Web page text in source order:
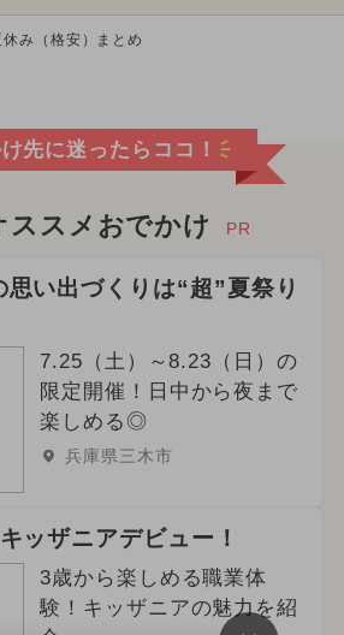
み（格安）まとめ
先に迷ったらココ！
ススメおでかけ PR
思い出づくりは“超”夏祭り
7.25（土）～8.23（日）の
限定開催！日中から夜まで
楽しめる◎
兵庫県三木市
ッザニアデビュー！
3歳から楽しめる職業体
験！キッザニアの魅力を紹